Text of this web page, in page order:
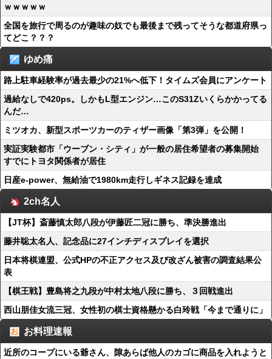
ｗｗｗｗｗ
全国を旅行で周るのが趣味の奴でも最後まで残ってそうな都道府県っ
てどこ？？？
ゆめ痛
路上駐車経験率が過去最少の21%へ低下！タイムズ会員にアンケート
過給なしで420ps。しかもL型エンジン…このS31Zいくらかかってる
んだ…
ミツオカ、新型スポーツカーのティザー画像「第3弾」を公開！
実証実験都市「ウーブン・シティ」が一般の居住希望者の募集開始
すでにトヨタ関係者が居住
日産e-power、無給油で1980km走行しギネス記録を達成
2ch名人
【JT杯】斎藤慎太郎八段が伊藤匠二冠に勝ち、準決勝進出
藤井聡太名人、記念品に27インチディスプレイを選択
日本将棋連盟、公式HPの不正アクセス及び改ざん被害の調査結果公
表
【棋王戦】豊島将之九段が中村太地八段に勝ち、３回戦進出
西山朋佳女流三冠、女性初の棋士資格懸かる白玲戦「今まで通りに」
お料理速報
近所のコープにいる爺さん、隙あらば他人のカゴに商品を入れようと